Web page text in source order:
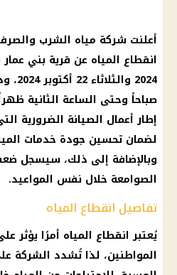
أعلنت شركة مياه الشرب
2024
صباحاً وحتى الساعة الثانية
إطار أعمال الصيانة الضرورية
لضمان تحسين جودة خدمات
وبالإضافة إلى ذلك، سيسجل
الصوامعة خلال نفس المواعيد.
تفاصيل انقطاع المياه
يُعتبرانقطاع المياه أمرًا يؤثر
المواطنين، لذا تُشدد الشركة